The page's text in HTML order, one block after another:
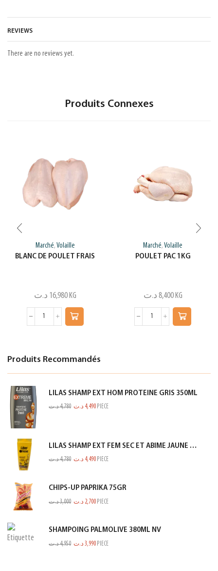
REVIEWS
There are no reviews yet.
Produits Connexes
Marché, Volaille
BLANC DE POULET FRAIS
16,980 د.ت KG
Marché,Volaille
POULET PAC 1KG
8,400 د.ت KG
Produits Recommandés
LILAS SHAMP EXT HOM PROTEINE GRIS 350ML
4,780د.ت 4,490 د.ت PIECE
LILAS SHAMP EXT FEM SEC ET ABIME JAUNE 350ML
4,780د.ت 4,490 د.ت PIECE
CHIPS-UP PAPRIKA 75GR
3,000د.ت 2,700 د.ت PIECE
SHAMPOING PALMOLIVE 380ML NV
4,950د.ت 3,990 د.ت PIECE